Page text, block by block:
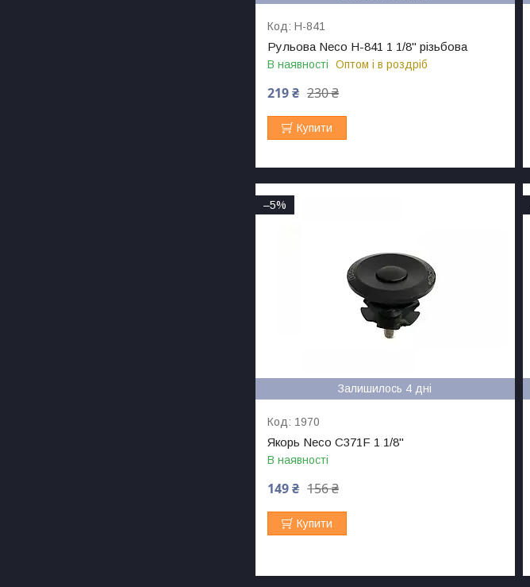
H-841
Рульова Neco H-841 1 1/8" різьбова
В наявності Оптом і в роздріб
230 ₴
219 ₴
Купити
–5%
Залишилось 4 дні
1970
Якорь Neco C371F 1 1/8"
В наявності
156 ₴
149 ₴
Купити